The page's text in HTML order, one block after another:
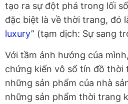
tạo ra sự đột phá trong lối
đặc biệt là về thời trang, đó
luxury” (tạm dịch: Sự sang
Với tầm ảnh hưởng của
chứng kiến vô số tín đồ thời
những sản phẩm của nhà
những sản phẩm thời trang